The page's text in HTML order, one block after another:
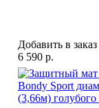
Добавить в заказ
6 590 р.